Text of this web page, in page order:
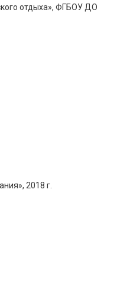
отдыха», ФГБОУ ДО
2018 г.